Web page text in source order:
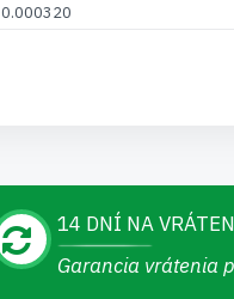
0.000320
14 DNÍ NA
Garancia vrátenia